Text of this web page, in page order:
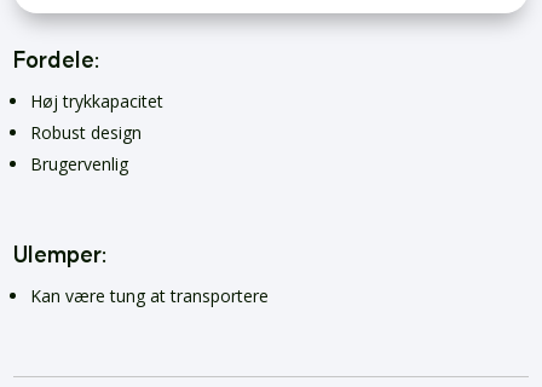
Fordele:
Høj trykkapacitet
Robust design
Brugervenlig
Ulemper:
Kan være tung at transportere